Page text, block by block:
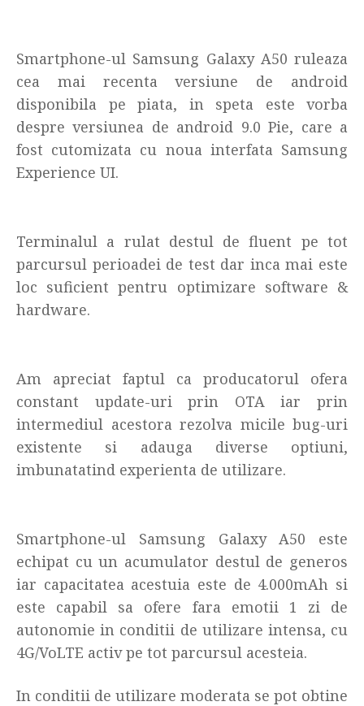
Smartphone-ul Samsung Galaxy A50 ruleaza
cea mai recenta versiune de android
disponibila pe piata, in speta este vorba
despre versiunea de android 9.0 Pie, care a
fost cutomizata cu noua interfata Samsung
Experience UI.
Terminalul a rulat destul de fluent pe tot
parcursul perioadei de test dar inca mai este
loc suficient pentru optimizare software &
hardware.
Am apreciat faptul ca producatorul ofera
constant update-uri prin OTA iar prin
intermediul acestora rezolva micile bug-uri
existente si adauga diverse optiuni,
imbunatatind experienta de utilizare.
Smartphone-ul Samsung Galaxy A50 este
echipat cu un acumulator destul de generos
iar capacitatea acestuia este de 4.000mAh si
este capabil sa ofere fara emotii 1 zi de
autonomie in conditii de utilizare intensa, cu
4G/VoLTE activ pe tot parcursul acesteia.
In conditii de utilizare moderata se pot obtine